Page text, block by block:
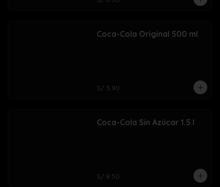
Coca-Cola Original 500 ml
S/ 3.90
Coca-Cola Sin Azúcar 1.5 l
S/ 8.50